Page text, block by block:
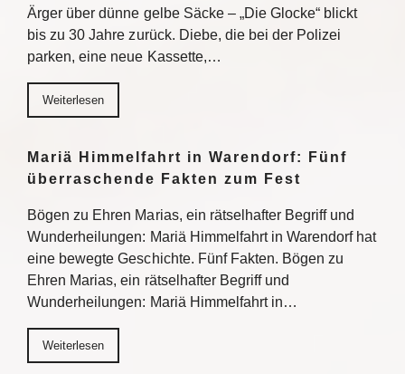
Ärger über dünne gelbe Säcke – „Die Glocke“ blickt
bis zu 30 Jahre zurück. Diebe, die bei der Polizei
parken, eine neue Kassette,…
Weiterlesen
Mariä Himmelfahrt in Warendorf: Fünf
überraschende Fakten zum Fest
Bögen zu Ehren Marias, ein rätselhafter Begriff und
Wunderheilungen: Mariä Himmelfahrt in Warendorf hat
eine bewegte Geschichte. Fünf Fakten. Bögen zu
Ehren Marias, ein rätselhafter Begriff und
Wunderheilungen: Mariä Himmelfahrt in…
Weiterlesen